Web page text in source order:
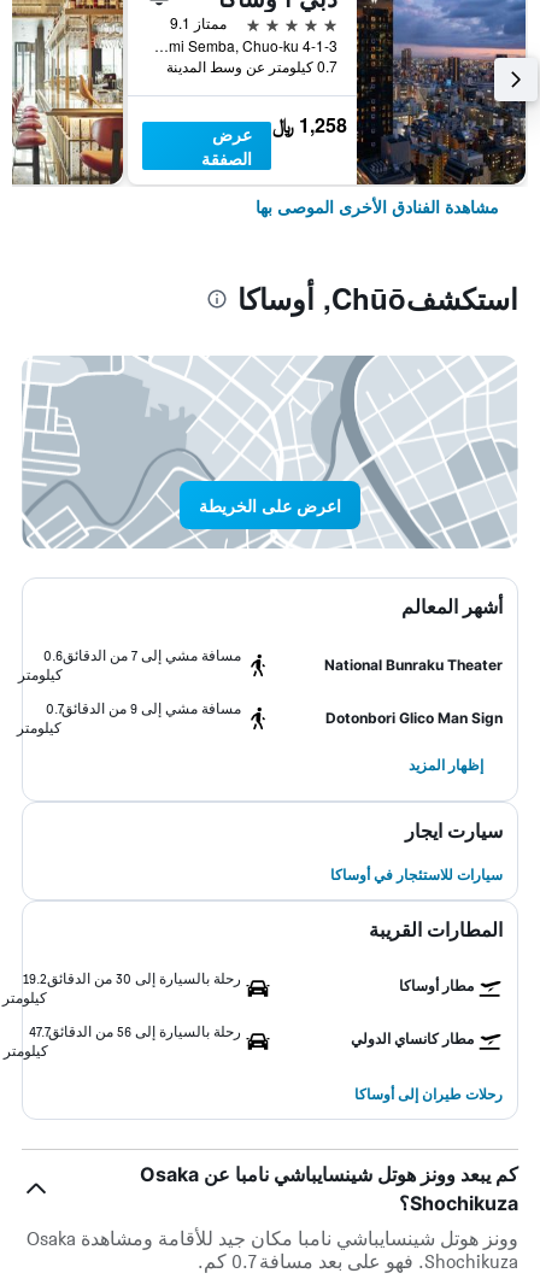
5 نجوم
ممتاز 9.1
4-1-3 Minami Semba, Chuo-ku, أوساكا, اليابان
0.7 كيلومتر عن وسط المدينة
1,258 ﷼
عرض
الصفقة
مشاهدة الفنادق الأخرى الموصى بها
استكشفChūō, أوساكا
اعرض على الخريطة
أشهر المعالم
National Bunraku Theater
مسافة مشي إلى 7 من الدقائق
0.6
كيلومتر
Dotonbori Glico Man Sign
مسافة مشي إلى 9 من الدقائق
0.7
كيلومتر
إظهار المزيد
سيارت ايجار
سيارات للاستئجار في أوساكا
المطارات القريبة
مطار أوساكا رحلة بالسيارة إلى 30 من الدقائق
19.2
كيلومتر
مطار كانساي الدولي رحلة بالسيارة إلى 56 من الدقائق
47.7
كيلومتر
رحلات طيران إلى أوساكا
كم يبعد وونز هوتل شينسايباشي نامبا عن Osaka
Shochikuza؟
وونز هوتل شينسايباشي نامبا مكان جيد للأقامة ومشاهدة Osaka
Shochikuza. فهو على بعد مسافة 0.7 كم.